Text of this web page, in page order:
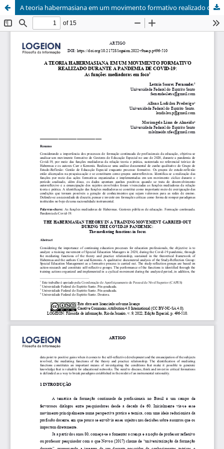
A teoria habermasiana em um movimento formativo realizado durante a pandemia de covid-19